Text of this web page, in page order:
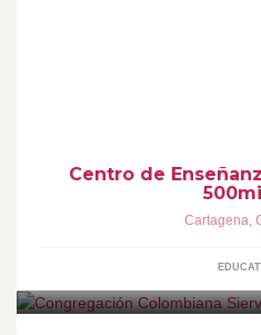
Centro de
Cartagena,